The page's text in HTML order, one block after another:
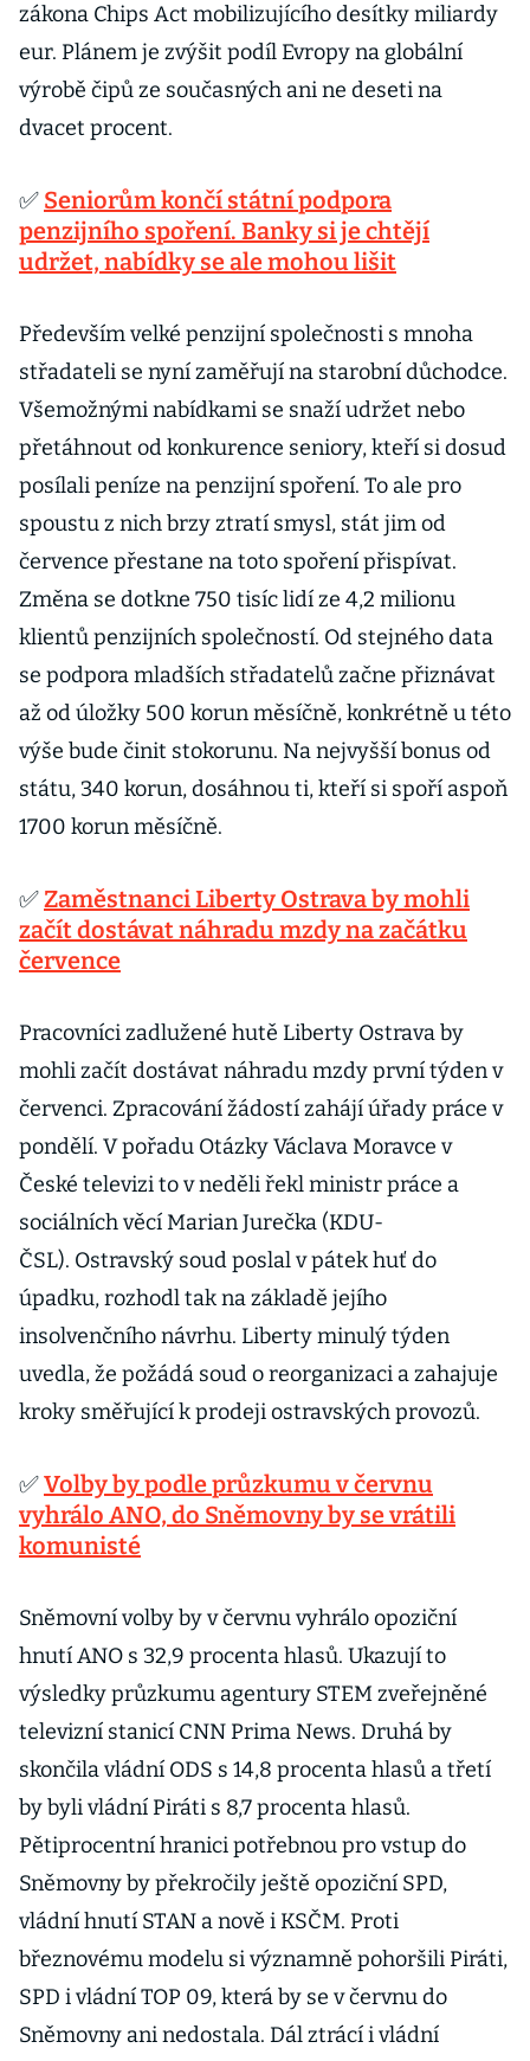
zákona Chips Act mobilizujícího desítky miliardy
eur. Plánem je zvýšit podíl Evropy na globální
výrobě čipů ze současných ani ne deseti na
dvacet procent.
✅ Seniorům končí státní podpora
penzijního spoření. Banky si je chtějí
udržet, nabídky se ale mohou lišit
Především velké penzijní společnosti s mnoha
střadateli se nyní zaměřují na starobní důchodce.
Všemožnými nabídkami se snaží udržet nebo
přetáhnout od konkurence seniory, kteří si dosud
posílali peníze na penzijní spoření. To ale pro
spoustu z nich brzy ztratí smysl, stát jim od
července přestane na toto spoření přispívat.
Změna se dotkne 750 tisíc lidí ze 4,2 milionu
klientů penzijních společností. Od stejného data
se podpora mladších střadatelů začne přiznávat
až od úložky 500 korun měsíčně, konkrétně u této
výše bude činit stokorunu. Na nejvyšší bonus od
státu, 340 korun, dosáhnou ti, kteří si spoří aspoň
1700 korun měsíčně.
✅Zaměstnanci Liberty Ostrava by mohli
začít dostávat náhradu mzdy na začátku
července
Pracovníci zadlužené hutě Liberty Ostrava by
mohli začít dostávat náhradu mzdy první týden v
červenci. Zpracování žádostí zahájí úřady práce v
pondělí. V pořadu Otázky Václava Moravce v
České televizi to v neděli řekl ministr práce a
sociálních věcí Marian Jurečka (KDU-
ČSL). Ostravský soud poslal v pátek huť do
úpadku, rozhodl tak na základě jejího
insolvenčního návrhu. Liberty minulý týden
uvedla, že požádá soud o reorganizaci a zahajuje
kroky směřující k prodeji ostravských provozů.
✅Volby by podle průzkumu v červnu
vyhrálo ANO, do Sněmovny by se vrátili
komunisté
Sněmovní volby by v červnu vyhrálo opoziční
hnutí ANO s 32,9 procenta hlasů. Ukazují to
výsledky průzkumu agentury STEM zveřejněné
televizní stanicí CNN Prima News. Druhá by
skončila vládní ODS s 14,8 procenta hlasů a třetí
by byli vládní Piráti s 8,7 procenta hlasů.
Pětiprocentní hranici potřebnou pro vstup do
Sněmovny by překročily ještě opoziční SPD,
vládní hnutí STAN a nově i KSČM. Proti
březnovému modelu si významně pohoršili Piráti,
SPD i vládní TOP 09, která by se v červnu do
Sněmovny ani nedostala. Dál ztrácí i vládní